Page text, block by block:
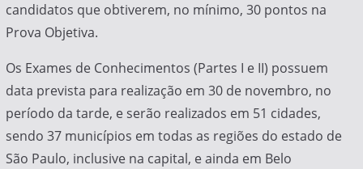
candidatos que obtiverem, no mínimo, 30 pontos na
Prova Objetiva.
Os Exames de Conhecimentos (Partes I e II) possuem
data prevista para realização em 30 de novembro, no
período da tarde, e serão realizados em 51 cidades,
sendo 37 municípios em todas as regiões do estado de
São Paulo, inclusive na capital, e ainda em Belo